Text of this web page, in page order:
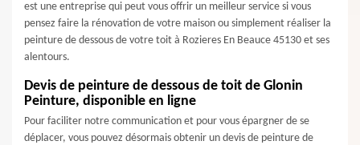
est une entreprise qui peut vous offrir un meilleur service si vous
pensez faire la rénovation de votre maison ou simplement réaliser la
peinture de dessous de votre toit à Rozieres En Beauce 45130 et ses
alentours.
Devis de peinture de dessous de toit de Glonin
Peinture, disponible en ligne
Pour faciliter notre communication et pour vous épargner de se
déplacer, vous pouvez désormais obtenir un devis de peinture de